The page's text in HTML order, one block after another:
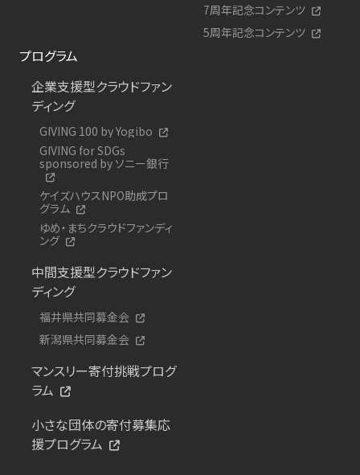
7周年記念コンテンツ
5周年記念コンテンツ
プログラム
企業支援型クラウドファン
ディング
GIVING 100 by Yogibo
GIVING for SDGs
sponsored by ソニー銀行
ケイズハウスNPO助成プロ
グラム
ゆめ・まちクラウドファンディ
ング
中間支援型クラウドファン
ディング
福井県共同募金会
新潟県共同募金会
マンスリー寄付挑戦プログ
ラム
小さな団体の寄付募集応
援プログラム